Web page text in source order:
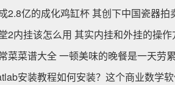
2.8亿的成化鸡缸杯 其创下中国瓷器拍
2内挂该怎么用 其实内挂和外挂的操
菜菜谱大全 一顿美味的晚餐是一天劳
安装教程如何安装？这个商业数学